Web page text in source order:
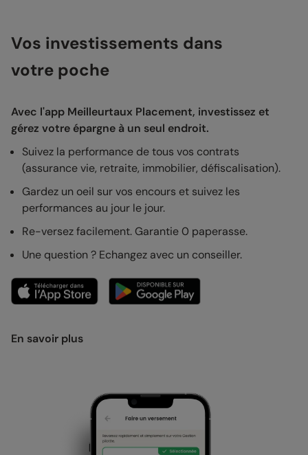
Vos investissements dans
votre poche
Avec l'app Meilleurtaux Placement, investissez et
gérez votre épargne à un seul endroit.
Suivez la performance de tous vos contrats
(assurance vie, retraite, immobilier, défiscalisation).
Gardez un oeil sur vos encours et suivez les
performances au jour le jour.
Re-versez facilement. Garantie 0 paperasse.
Une question ? Echangez avec un conseiller.
En savoir plus